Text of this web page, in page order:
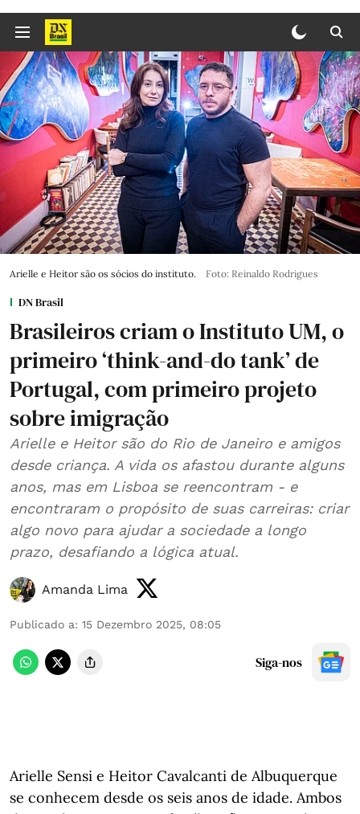
Arielle e Heitor são os sócios do instituto. Foto: Reinaldo Rodrigues
DN Brasil
Brasileiros criam o Instituto UM, o
primeiro ‘think-and-do tank’ de
Portugal, com primeiro projeto
sobre imigração
Arielle e Heitor são do Rio de Janeiro e amigos
desde criança. A vida os afastou durante alguns
anos, mas em Lisboa se reencontram - e
encontraram o propósito de suas carreiras: criar
algo novo para ajudar a sociedade a longo
prazo, desafiando a lógica atual.
Amanda Lima
Publicado a: 15 Dezembro 2025, 08:05
Siga-nos
Arielle Sensi e Heitor Cavalcanti de Albuquerque
se conhecem desde os seis anos de idade. Ambos